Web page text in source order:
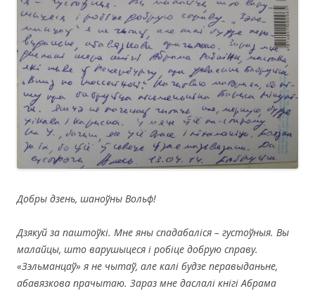
Добры дзень, шаноўны Вольф!
Дзякуй за паштоўкі. Мне яны спадабаліся – густоўныя. Вы
малайцы, што варушыцеся і робіце добрую справу.
«Зэльманцаў» я не чытаў, але калі будзе перавыданьне,
абавязкова прачытаю. Зараз мне даслалі кнігі Абрама